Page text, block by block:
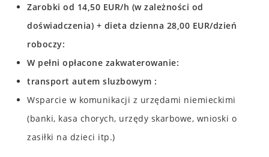
Zarobki od 14,50 EUR/h (w zależności od
doświadczenia) + dieta dzienna 28,00 EUR/dzień
roboczy
W pełni opłacone zakwaterowanie
transport autem sluzbowym
Wsparcie w komunikacji z urzędami niemieckimi
(banki, kasa chorych, urzędy skarbowe, wnioski o
zasiłki na dzieci itp.)